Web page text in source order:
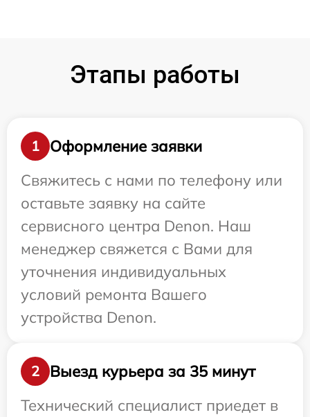
Этапы работы
1
Оформление заявки
Свяжитесь с нами по телефону или
оставьте заявку на сайте
сервисного центра Denon. Наш
менеджер свяжется с Вами для
уточнения индивидуальных
условий ремонта Вашего
устройства Denon.
2
Выезд курьера за 35 минут
Технический специалист приедет в